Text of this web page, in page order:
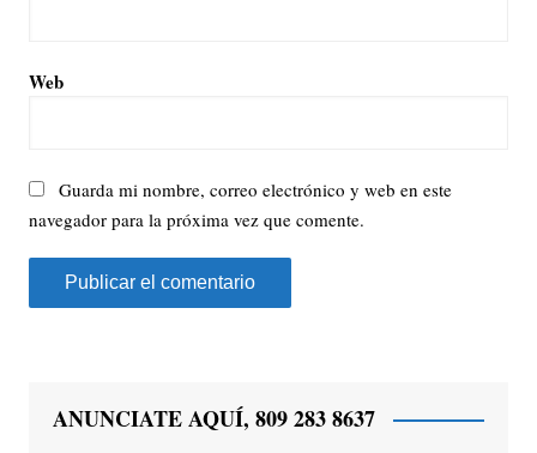
Web
Guarda mi nombre, correo electrónico y web en este
navegador para la próxima vez que comente.
ANUNCIATE AQUÍ, 809 283 8637